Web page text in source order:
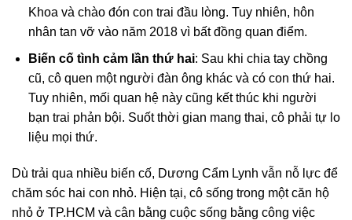
Khoa và chào đón con trai đầu lòng. Tuy nhiên, hôn
nhân tan vỡ vào năm 2018 vì bất đồng quan điểm.
Biến cố tình cảm lần thứ hai: Sau khi chia tay chồng
cũ, cô quen một người đàn ông khác và có con thứ hai.
Tuy nhiên, mối quan hệ này cũng kết thúc khi người
bạn trai phản bội. Suốt thời gian mang thai, cô phải tự lo
liệu mọi thứ.
Dù trải qua nhiều biến cố, Dương Cẩm Lynh vẫn nỗ lực để
chăm sóc hai con nhỏ. Hiện tại, cô sống trong một căn hộ
nhỏ ở TP.HCM và cân bằng cuộc sống bằng công việc